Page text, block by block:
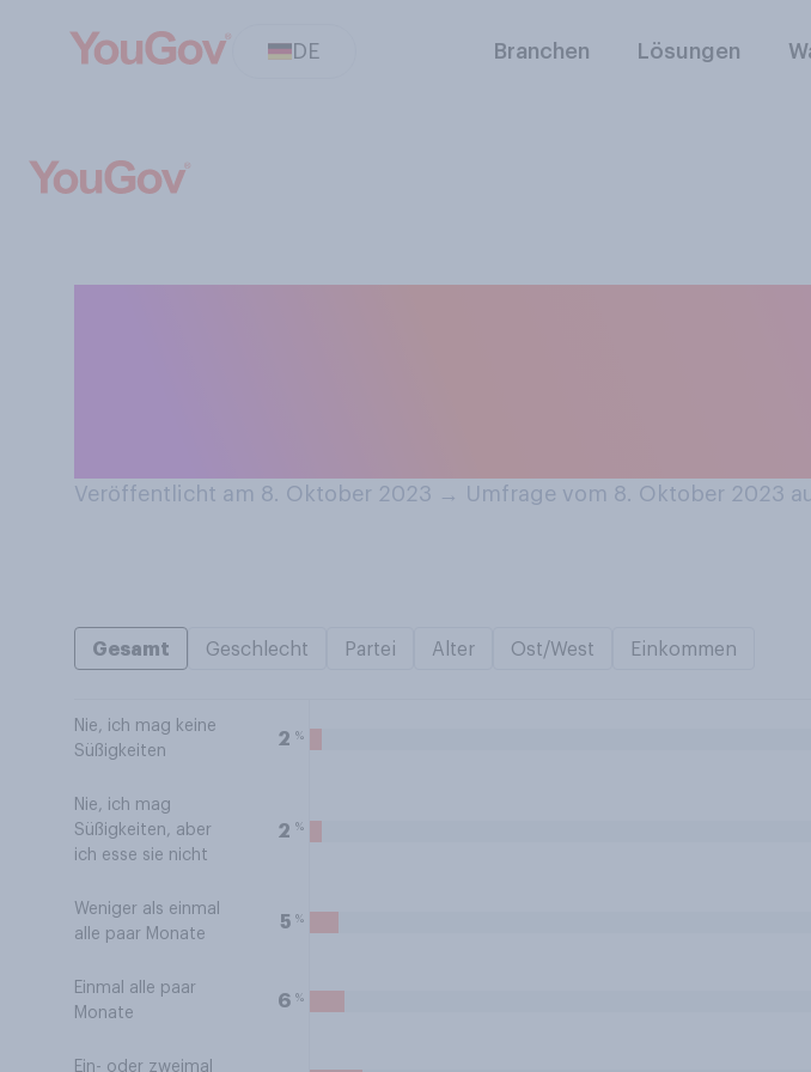
DE Branchen Lösungen
Veröffentlicht am 8. Oktober 2023 → Umfrage vom 8. Oktober 2023
Gesamt Geschlecht Partei Alter Ost/West Einkommen
Nie, ich mag keine
Süßigkeiten
2 %
Nie, ich mag
Süßigkeiten, aber
ich esse sie nicht
2 %
Weniger als einmal
alle paar Monate
5 %
Einmal alle paar
Monate
6 %
Ein- oder zweimal